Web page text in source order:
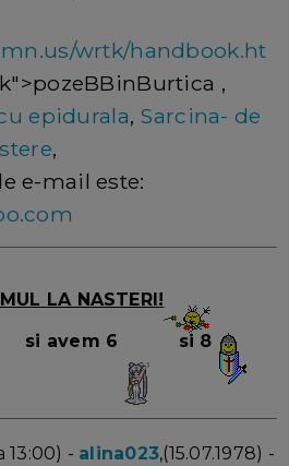
wrtk/handbook.ht
,
epidurala, Sarcina- de
,
e-mail este:
LA NASTERI!
si avem 6 si 8
13:00) - alina023,(15.07.1978) -